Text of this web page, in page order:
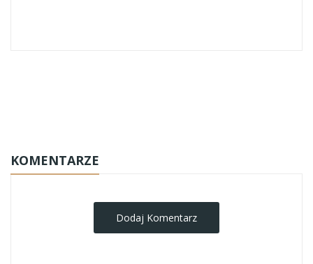
KOMENTARZE
Dodaj Komentarz